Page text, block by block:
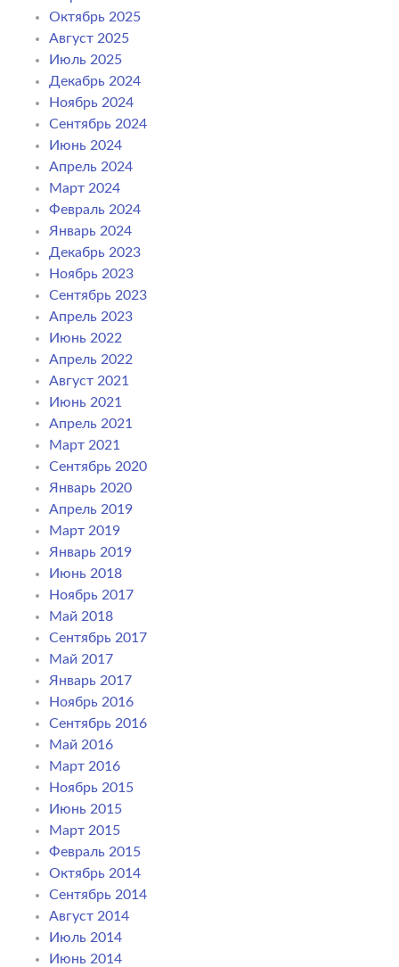
Октябрь 2025
Август 2025
Июль 2025
Декабрь 2024
Ноябрь 2024
Сентябрь 2024
Июнь 2024
Апрель 2024
Март 2024
Февраль 2024
Январь 2024
Декабрь 2023
Ноябрь 2023
Сентябрь 2023
Апрель 2023
Июнь 2022
Апрель 2022
Август 2021
Июнь 2021
Апрель 2021
Март 2021
Сентябрь 2020
Январь 2020
Апрель 2019
Март 2019
Январь 2019
Июнь 2018
Ноябрь 2017
Май 2018
Сентябрь 2017
Май 2017
Январь 2017
Ноябрь 2016
Сентябрь 2016
Май 2016
Март 2016
Ноябрь 2015
Июнь 2015
Март 2015
Февраль 2015
Октябрь 2014
Сентябрь 2014
Август 2014
Июль 2014
Июнь 2014